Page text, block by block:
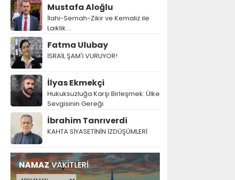
Mustafa Aloğlu
İlahi-Semah-Zikir ve Kemaliz ile
Laiklik….
Fatma Ulubay
İSRAİL ŞAM'I VURUYOR!
İlyas Ekmekçi
Hukuksuzluğa Karşı Birleşmek: Ülke
Sevgisinin Gereği
İbrahim Tanrıverdi
KAHTA SİYASETİNİN İZDÜŞÜMLERİ
NAMAZVAKİTLERİ